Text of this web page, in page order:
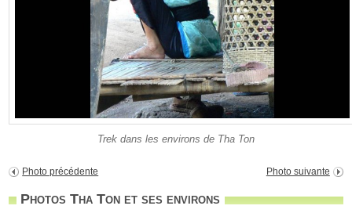
Trek dans les environs de Tha Ton
Photo précédente Photo suivante
Photos Tha Ton et ses environs